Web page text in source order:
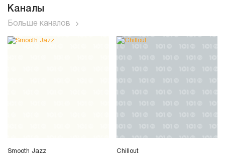
Каналы
Больше каналов
Smooth Jazz Chillout